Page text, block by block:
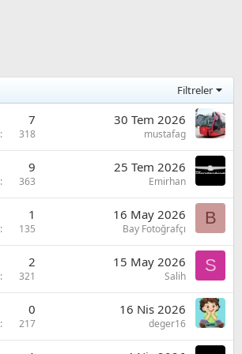
Filtreler
7
318
30 Tem 2026
mustafag
9
363
25 Tem 2026
Emirhan
1
135
16 May 2026
Bay Fotoğrafçı
B
2
321
15 May 2026
Salih
S
0
217
16 Nis 2026
deger16